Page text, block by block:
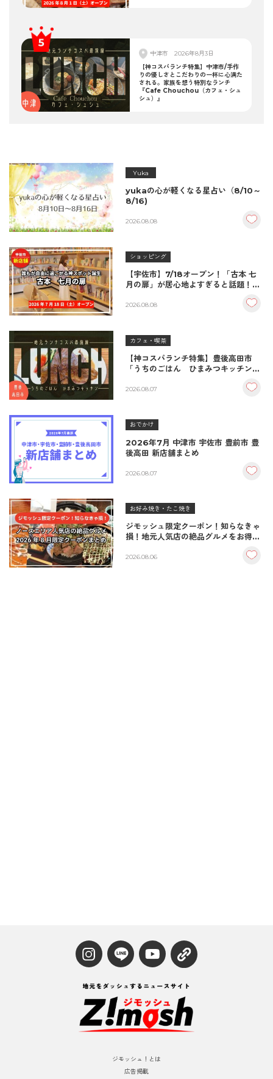
中津市
2026年8月3日
【神コスパランチ特集】中津市/手作
りの優しさとこだわりの一杯に心満た
される。家族を想う特別なランチ
『Cafe Chouchou（カフェ・シュ
シュ）』
Yuka
yukaの心が軽くなる星占い（8/10～
8/16)
2026.08.08
ショッピング
【宇佐市】7/18オープン！「古本 七
月の扉」が居心地よすぎると話題！絶
至福の読書空間
2026.08.08
カフェ・喫茶
【神コスパランチ特集】豊後高田市
「うちのごはん ひまみつキッチン」
＆生姜焼き！
2026.08.07
おでかけ
2026年7月 中津市 宇佐市 豊前市 豊
後高田 新店舗まとめ
2026.08.07
お好み焼き・たこ焼き
ジモッシュ限定クーポン！知らなきゃ
損！地元人気店の絶品グルメをお得に
2026.08.06
ジモッシュ！とは
広告掲載